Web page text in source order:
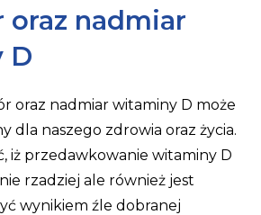
oraz nadmiar
D
oraz nadmiar witaminy D może
dla naszego zdrowia oraz życia.
iż przedawkowanie witaminy D
rzadziej ale również jest
wynikiem źle dobranej